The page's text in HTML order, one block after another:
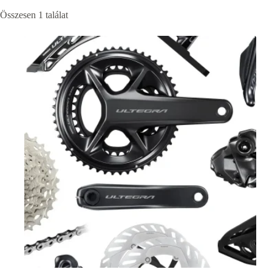
Összesen 1 találat